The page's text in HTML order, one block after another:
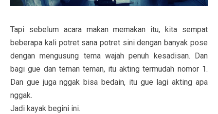
Tapi sebelum acara makan memakan itu, kita sempat
beberapa kali potret sana potret sini dengan banyak pose
dengan mengusung tema wajah penuh kesadisan. Dan
bagi gue dan teman teman, itu akting termudah nomor 1.
Dan gue juga nggak bisa bedain, itu gue lagi akting apa
nggak.
Jadi kayak begini ini.